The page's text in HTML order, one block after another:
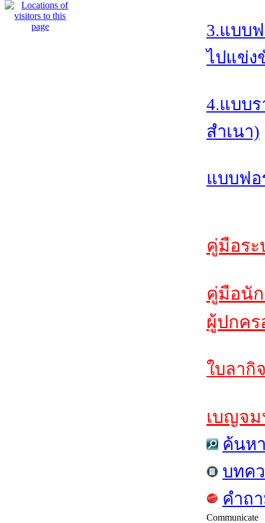
3.แบบ
ไปแข่ง
4.แบบ
สำเนา)
แบบฟอ
คู่มือระ
คู่มือนัก
ผู้ปกคร
ใบลากิ
เบญจม
ค้นห
บทค
คำถ
Communicate